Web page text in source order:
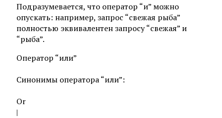
Подразумевается, что оператор “и” можно
опускать: например, запрос “свежая рыба”
полностью эквивалентен запросу “свежая” и
“рыба”.
Оператор “или”
Синонимы оператора “или”:
Or
|